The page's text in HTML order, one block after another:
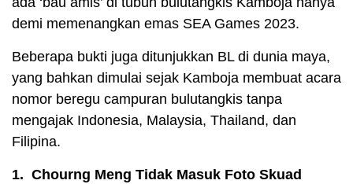
demi memenangkan emas SEA Games 2023.
Beberapa bukti juga ditunjukkan BL di dunia maya,
yang bahkan dimulai sejak Kamboja membuat acara
nomor beregu campuran bulutangkis tanpa
mengajak Indonesia, Malaysia, Thailand, dan
Filipina.
1. Chourng Meng Tidak Masuk Foto Skuad